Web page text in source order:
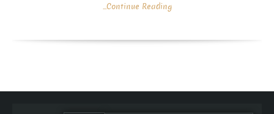
Continue Reading...